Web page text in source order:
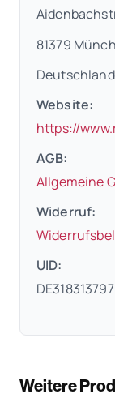
81379
Deutschland
Website:
https://
AGB:
Allgemeine
Widerruf:
UID:
DE318313797
Weitere